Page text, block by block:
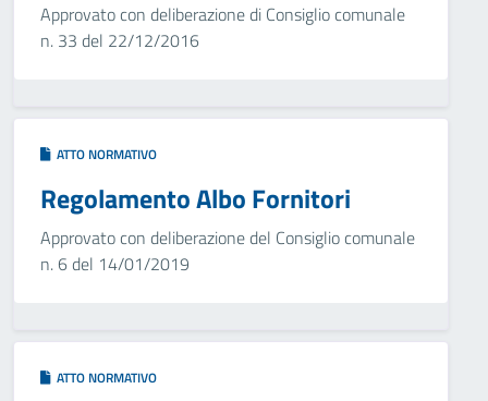
Approvato con deliberazione di Consiglio comunale
n. 33 del 22/12/2016
ATTO NORMATIVO
Regolamento Albo Fornitori
Approvato con deliberazione del Consiglio comunale
n. 6 del 14/01/2019
ATTO NORMATIVO